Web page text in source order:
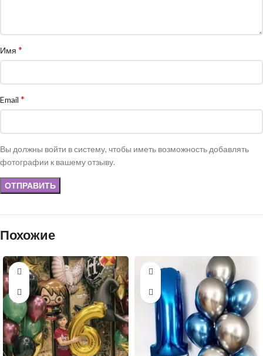
Имя *
Email *
Вы должны войти в систему, чтобы иметь возможность добавлять
фотографии к вашему отзыву.
Похожие